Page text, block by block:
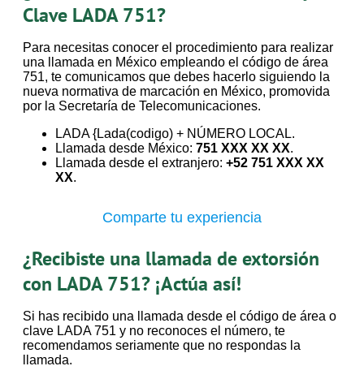
Clave LADA 751?
Para necesitas conocer el procedimiento para realizar
una llamada en México empleando el código de área
751, te comunicamos que debes hacerlo siguiendo la
nueva normativa de marcación en México, promovida
por la Secretaría de Telecomunicaciones.
LADA {Lada(codigo) + NÚMERO LOCAL.
Llamada desde México: 751 XXX XX XX.
Llamada desde el extranjero: +52 751 XXX XX
XX.
Comparte tu experiencia
¿Recibiste una llamada de extorsión
con LADA 751? ¡Actúa así!
Si has recibido una llamada desde el código de área o
clave LADA 751 y no reconoces el número, te
recomendamos seriamente que no respondas la
llamada.